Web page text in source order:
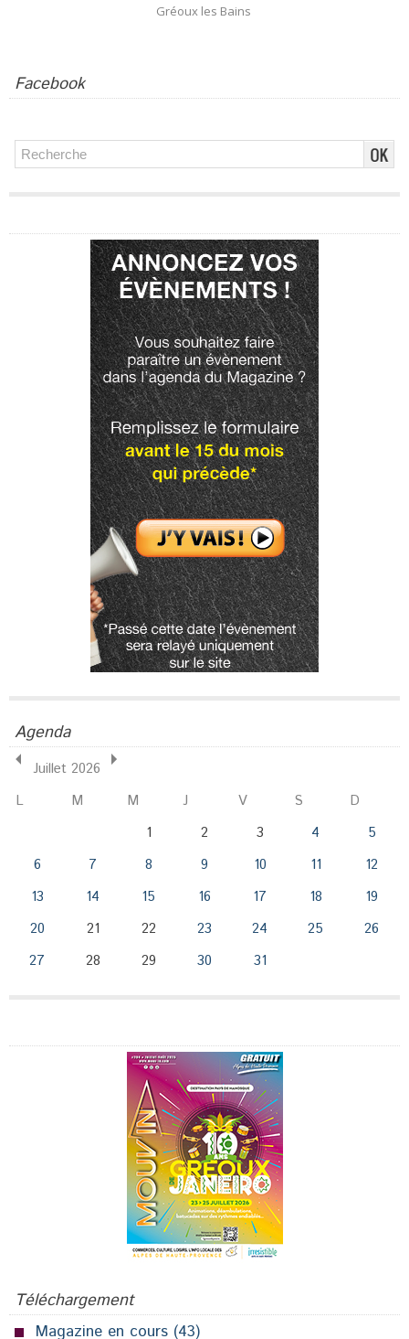
Gréoux les Bains
Facebook
Agenda
Juillet 2026
L
M M J V S
D
1
2 3 4
5
6
7 8 9 10 11
12
13
14 15 16 17 18
19
20
21 22 23 24 25
26
27
28 29 30 31
Téléchargement
Magazine en cours (43)